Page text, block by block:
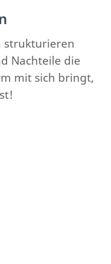
strukturieren
Nachteile die
mit sich bringt,